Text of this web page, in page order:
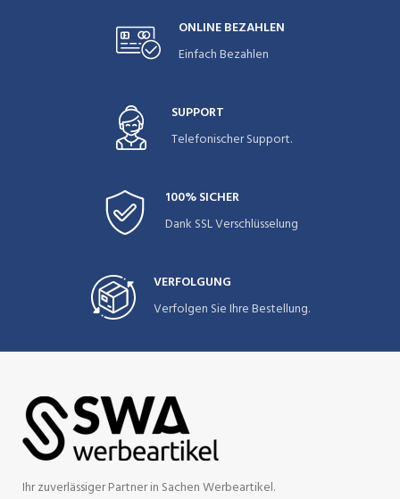
ONLINE BEZAHLEN
Einfach Bezahlen
SUPPORT
Telefonischer Support.
100% SICHER
Dank SSL Verschlüsselung
VERFOLGUNG
Verfolgen Sie Ihre Bestellung.
Ihr zuverlässiger Partner in Sachen Werbeartikel.